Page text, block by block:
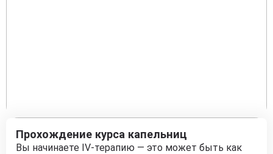
Прохождение курса капельниц
Вы начинаете IV-терапию — это может быть как